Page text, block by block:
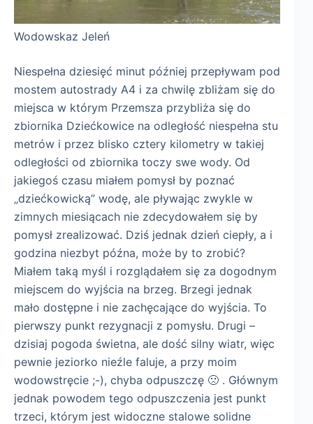
Wodowskaz Jeleń
Niespełna dziesięć minut później przepływam pod
mostem autostrady A4 i za chwilę zbliżam się do
miejsca w którym Przemsza przybliża się do
zbiornika Dziećkowice na odległość niespełna stu
metrów i przez blisko cztery kilometry w takiej
odległości od zbiornika toczy swe wody. Od
jakiegoś czasu miałem pomysł by poznać
„dziećkowicką” wodę, ale pływając zwykle w
zimnych miesiącach nie zdecydowałem się by
pomysł zrealizować. Dziś jednak dzień ciepły, a i
godzina niezbyt późna, może by to zrobić?
Miałem taką myśl i rozglądałem się za dogodnym
miejscem do wyjścia na brzeg. Brzegi jednak
mało dostępne i nie zachęcające do wyjścia. To
pierwszy punkt rezygnacji z pomysłu. Drugi –
dzisiaj pogoda świetna, ale dość silny wiatr, więc
pewnie jeziorko nieźle faluje, a przy moim
wodowstręcie ;-), chyba odpuszczę 🙁 . Głównym
jednak powodem tego odpuszczenia jest punkt
trzeci, którym jest widoczne stalowe solidne